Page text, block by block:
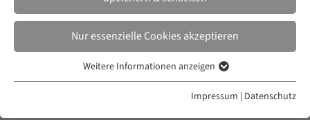
JOB: Studentische Hilfskraft im
Programm »EUME«
Nur essenzielle Cookies akzeptieren
Essenzielle Cookies werden für grundlegende Funktionen der
Weitere Informationen anzeigen
Impressum | Datenschutz